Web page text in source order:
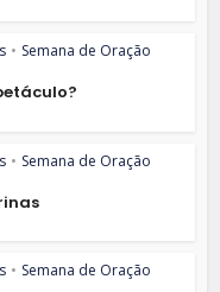
• Semana de Oração
• Semana de Oração
• Semana de Oração